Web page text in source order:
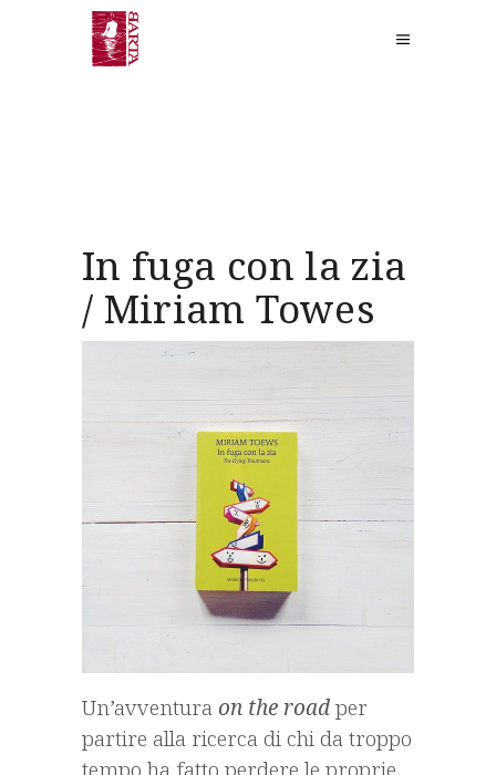
In fuga con la zia
/ Miriam Towes
Un’avventuraon the roadper
partire alla ricerca di chi da troppo